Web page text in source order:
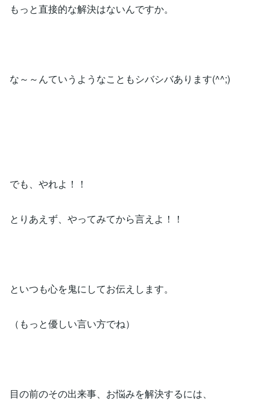
もっと直接的な解決はないんですか。
な～～んていうようなこともシバシバあります(^^;)
でも、やれよ！！
とりあえず、やってみてから言えよ！！
といつも心を鬼にしてお伝えします。
（もっと優しい言い方でね）
目の前のその出来事、お悩みを解決するには、